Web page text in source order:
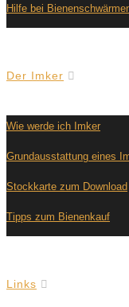
Hilfe bei
Der Imker
Wie werde ich Imker
Grundausstattung eines
Stockkarte zum Download
Tipps zum Bienenkauf
Links